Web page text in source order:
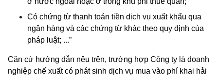
Có chứng từ thanh toán tiền dịch vụ xuất khẩu qua
ngân hàng và các chứng từ khác theo quy định của
pháp luật; ...”
Căn cứ hướng dẫn nêu trên, trường hợp Công ty là doanh
nghiệp chế xuất có phát sinh dịch vụ mua vào phí khai hải